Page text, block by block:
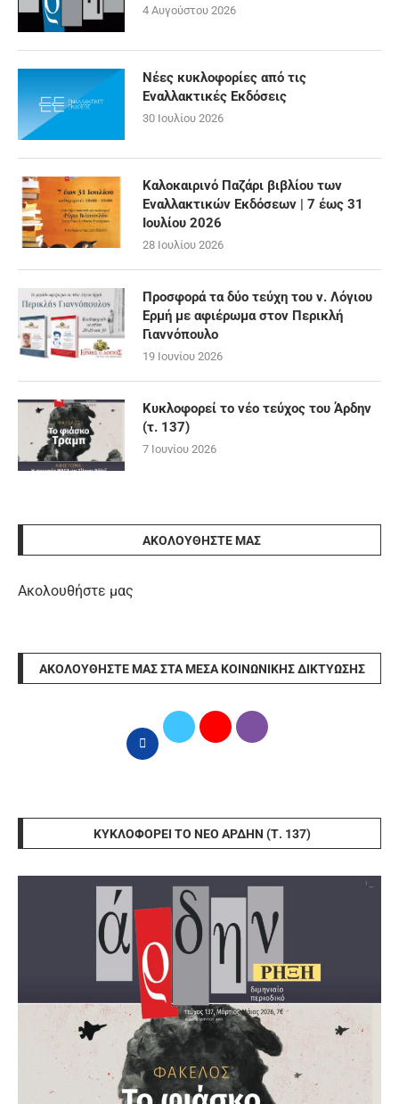
4 Αυγούστου 2026
Νέες κυκλοφορίες από τις
Εναλλακτικές Εκδόσεις
30 Ιουλίου 2026
Καλοκαιρινό Παζάρι βιβλίου των
Εναλλακτικών Εκδόσεων | 7 έως 31
Ιουλίου 2026
28 Ιουλίου 2026
Προσφορά τα δύο τεύχη του ν. Λόγιου
Ερμή με αφιέρωμα στον Περικλή
Γιαννόπουλο
19 Ιουνίου 2026
Κυκλοφορεί το νέο τεύχος του Άρδην
(τ. 137)
7 Ιουνίου 2026
ΑΚΟΛΟΥΘΉΣΤΕ ΜΑΣ
Ακολουθήστε μας
ΑΚΟΛΟΥΘΉΣΤΕ ΜΑΣ ΣΤΑ ΜΈΣΑ ΚΟΙΝΩΝΙΚΉΣ ΔΙΚΤΎΩΣΗΣ
ΚΥΚΛΟΦΟΡΕΊ ΤΟ ΝΈΟ ΆΡΔΗΝ (Τ. 137)